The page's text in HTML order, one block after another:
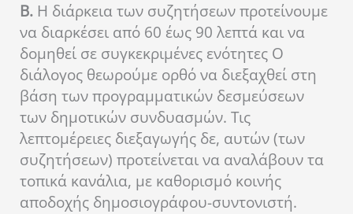
Β. Η διάρκεια των συζητήσεων προτείνουμε
να διαρκέσει από 60 έως 90 λεπτά και να
δομηθεί σε συγκεκριμένες ενότητες Ο
διάλογος θεωρούμε ορθό να διεξαχθεί στη
βάση των προγραμματικών δεσμεύσεων
των δημοτικών συνδυασμών. Τις
λεπτομέρειες διεξαγωγής δε, αυτών (των
συζητήσεων) προτείνεται να αναλάβουν τα
τοπικά κανάλια, με καθορισμό κοινής
αποδοχής δημοσιογράφου-συντονιστή.